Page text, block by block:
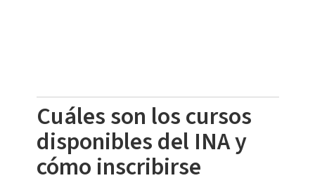
Cuáles son los cursos
disponibles del INA y
cómo inscribirse